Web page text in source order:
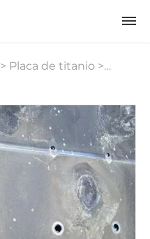
> Placa de titanio >
de cloruro